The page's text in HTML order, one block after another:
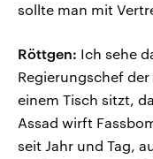
sollte man mit
Röttgen: Ich sehe
Regierungschef
einem Tisch sitzt,
Assad wirft
seit Jahr und Tag,